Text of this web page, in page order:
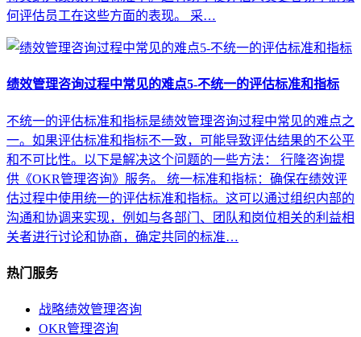
何评估员工在这些方面的表现。 采…
绩效管理咨询过程中常见的难点5-不统一的评估标准和指标
不统一的评估标准和指标是绩效管理咨询过程中常见的难点之
一。如果评估标准和指标不一致，可能导致评估结果的不公平
和不可比性。以下是解决这个问题的一些方法： 行隆咨询提
供《OKR管理咨询》服务。 统一标准和指标：确保在绩效评
估过程中使用统一的评估标准和指标。这可以通过组织内部的
沟通和协调来实现，例如与各部门、团队和岗位相关的利益相
关者进行讨论和协商，确定共同的标准…
热门服务
战略绩效管理咨询
OKR管理咨询